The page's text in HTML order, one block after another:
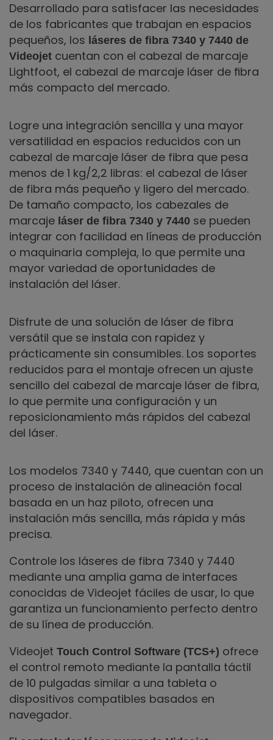
Desarrollado para satisfacer las necesidades
de los fabricantes que trabajan en espacios
pequeños, los láseres de ﬁbra 7340 y 7440 de
Videojet cuentan con el cabezal de marcaje
Lightfoot, el cabezal de marcaje láser de ﬁbra
más compacto del mercado.
Logre una integración sencilla y una mayor
versatilidad en espacios reducidos con un
cabezal de marcaje láser de fibra que pesa
menos de 1 kg/2,2 libras: el cabezal de láser
de fibra más pequeño y ligero del mercado.
De tamaño compacto, los cabezales de
marcaje láser de fibra 7340 y 7440 se pueden
integrar con facilidad en líneas de producción
o maquinaria compleja, lo que permite una
mayor variedad de oportunidades de
instalación del láser.
Disfrute de una solución de láser de fibra
versátil que se instala con rapidez y
prácticamente sin consumibles. Los soportes
reducidos para el montaje ofrecen un ajuste
sencillo del cabezal de marcaje láser de fibra,
lo que permite una configuración y un
reposicionamiento más rápidos del cabezal
del láser.
Los modelos 7340 y 7440, que cuentan con un
proceso de instalación de alineación focal
basada en un haz piloto, ofrecen una
instalación más sencilla, más rápida y más
precisa.
Controle los láseres de fibra 7340 y 7440
mediante una amplia gama de interfaces
conocidas de Videojet fáciles de usar, lo que
garantiza un funcionamiento perfecto dentro
de su línea de producción.
Videojet Touch Control Software (TCS+) ofrece
el control remoto mediante la pantalla táctil
de 10 pulgadas similar a una tableta o
dispositivos compatibles basados en
navegador.